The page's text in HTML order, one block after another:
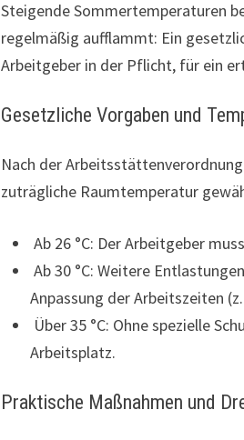
Steigende Sommertemperaturen
regelmäßig aufflammt: Ein
Arbeitgeber in der Pflicht, für ein
Gesetzliche Vorgaben und
Nach der
zuträgliche Raumtemperatur
Ab 26 °C: Der Arbeitgeber
Ab 30 °C: Weitere
Anpassung der Arbeitszeiten
Über 35 °C: Ohne spezielle
Arbeitsplatz.
Praktische Maßnahmen und